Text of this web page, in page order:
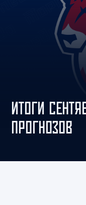
ИТОГИ
ПРОГНОЗОВ